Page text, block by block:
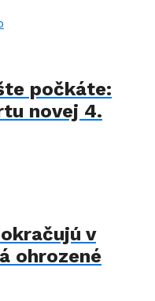
počkáte:
novej 4.
v
ohrozené